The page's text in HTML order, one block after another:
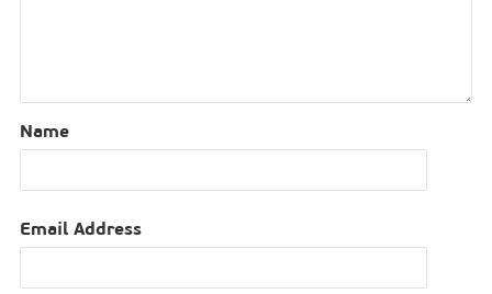
Name
Email Address